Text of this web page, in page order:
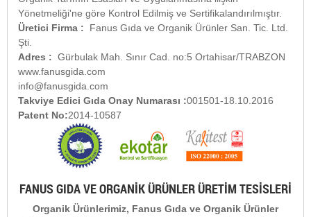
Yönetmeliği'ne göre Kontrol Edilmiş ve Sertifikalandırılmıştır.
Üretici Firma : Fanus Gıda ve Organik Ürünler San. Tic. Ltd.
Şti.
Adres : Gürbulak Mah. Sınır Cad. no:5 Ortahisar/TRABZON
www.fanusgida.com
info@fanusgida.com
Takviye Edici Gıda Onay Numarası :001501-18.10.2016
Patent No:2014-10587
FANUS GIDA VE ORGANİK ÜRÜNLER ÜRETİM TESİSLERİ
Organik Ürünlerimiz, Fanus Gıda ve Organik Ürünler